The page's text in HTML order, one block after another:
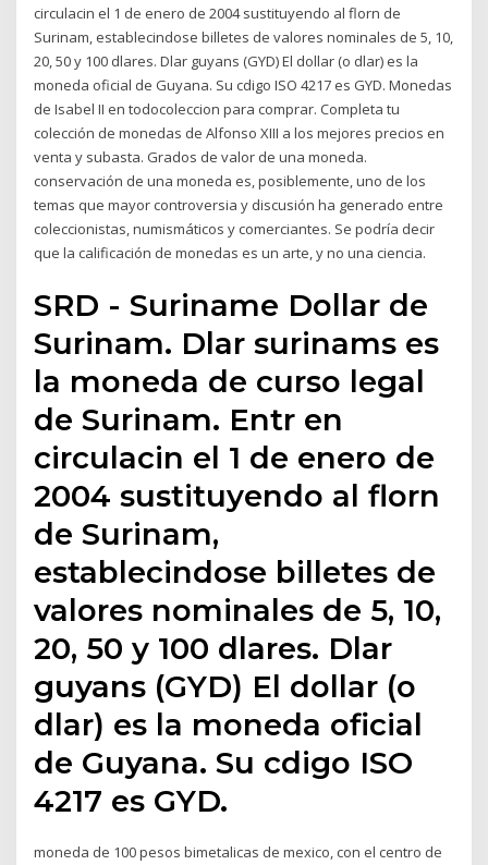
circulacin el 1 de enero de 2004 sustituyendo al florn de
Surinam, establecindose billetes de valores nominales de 5, 10,
20, 50 y 100 dlares. Dlar guyans (GYD) El dollar (o dlar) es la
moneda oficial de Guyana. Su cdigo ISO 4217 es GYD. Monedas
de Isabel II en todocoleccion para comprar. Completa tu
colección de monedas de Alfonso XIII a los mejores precios en
venta y subasta. Grados de valor de una moneda.
conservación de una moneda es, posiblemente, uno de los
temas que mayor controversia y discusión ha generado entre
coleccionistas, numismáticos y comerciantes. Se podría decir
que la calificación de monedas es un arte, y no una ciencia.
SRD - Suriname Dollar de
Surinam. Dlar surinams es
la moneda de curso legal
de Surinam. Entr en
circulacin el 1 de enero de
2004 sustituyendo al florn
de Surinam,
establecindose billetes de
valores nominales de 5, 10,
20, 50 y 100 dlares. Dlar
guyans (GYD) El dollar (o
dlar) es la moneda oficial
de Guyana. Su cdigo ISO
4217 es GYD.
moneda de 100 pesos bimetalicas de mexico, con el centro de